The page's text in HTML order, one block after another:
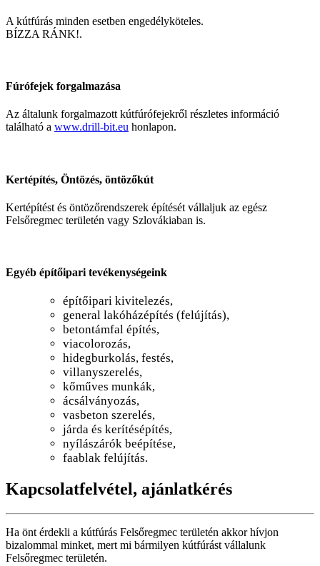
A kútfúrás minden esetben engedélyköteles.
BÍZZA RÁNK!.
Fúrófejek forgalmazása
Az általunk forgalmazott kútfúrófejekről részletes információ
található a www.drill-bit.eu honlapon.
Kertépítés, Öntözés, öntözőkút
Kertépítést és öntözőrendszerek építését vállaljuk az egész
Felsőregmec területén vagy Szlovákiaban is.
Egyéb építőipari tevékenységeink
építőipari kivitelezés,
general lakóházépítés (felújítás),
betontámfal építés,
viacolorozás,
hidegburkolás, festés,
villanyszerelés,
kőműves munkák,
ácsálványozás,
vasbeton szerelés,
járda és kerítésépítés,
nyílászárók beépítése,
faablak felújítás.
Kapcsolatfelvétel, ajánlatkérés
Ha önt érdekli a kútfúrás Felsőregmec területén akkor hívjon
bizalommal minket, mert mi bármilyen kútfúrást vállalunk
Felsőregmec területén.